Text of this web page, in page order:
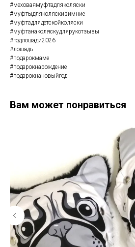
#меховаямуфтадляколяски
#муфтыдляколяскизимние
#муфтадлядетскойколяски
#муфтанаколяскудлярукотзывы
#годлошади2026
#лошадь
#подарокмаме
#подарокнарождение
#подарокнановыйгод
Вам может понравиться